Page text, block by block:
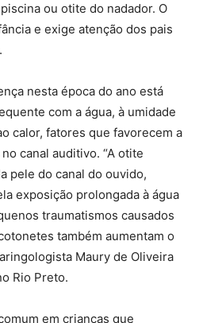
ou otite do nadador. O
e exige atenção dos pais
nesta época do ano está
com a água, à umidade
calor, fatores que favorecem a
canal auditivo. “A otite
pele do canal do ouvido,
exposição prolongada à água
traumatismos causados
também aumentam o
Maury de Oliveira
Rio Preto.
em crianças que